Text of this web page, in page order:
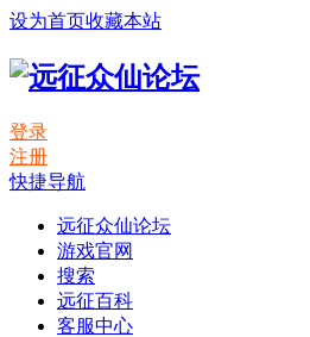
设为首页收藏本站
登录
注册
快捷导航
远征众仙论坛
游戏官网
搜索
远征百科
客服中心